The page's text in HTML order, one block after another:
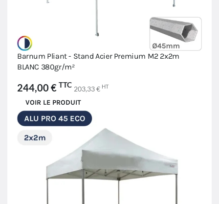
Barnum Pliant - Stand Acier Premium M2 2x2m
BLANC 380gr/m²
244,00 € TTC 203,33 € HT
VOIR LE PRODUIT